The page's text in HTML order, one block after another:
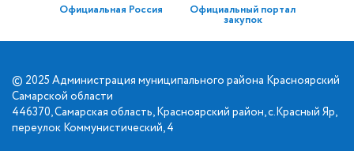
Официальная Россия Официальный портал
закупок
© 2025 Администрация муниципального района Красноярский
Самарской области
446370, Самарская область, Красноярский район, с.Красный Яр,
переулок Коммунистический, 4